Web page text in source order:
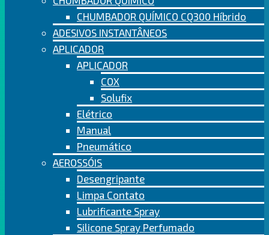
CHUMBADOR QUÍMICO CQ300 Híbrido
ADESIVOS INSTANTÂNEOS
APLICADOR
APLICADOR
COX
Solufix
Elétrico
Manual
Pneumático
AEROSSÓIS
Desengripante
Limpa Contato
Lubrificante Spray
Silicone Spray Perfumado